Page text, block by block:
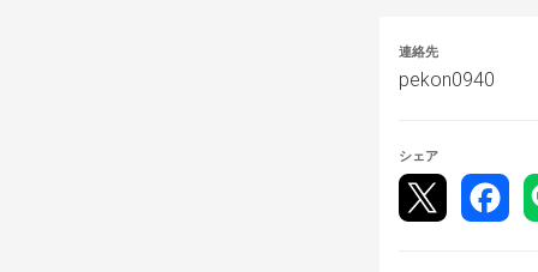
進行等調整のた
▶︎予選試合形式
BO3
連絡先
pekon0940
シェア